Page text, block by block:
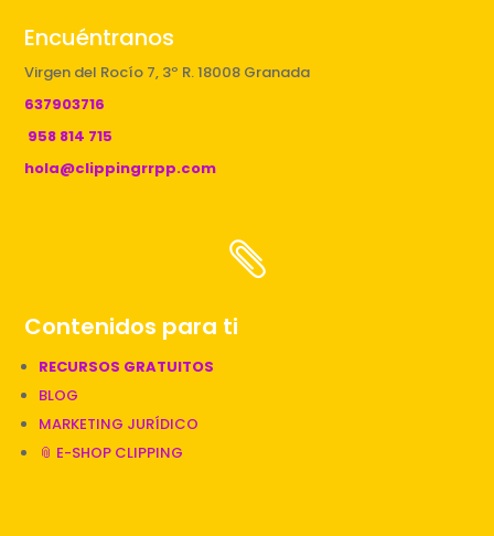
Encuéntranos
Virgen del Rocío 7, 3º R. 18008 Granada
637903716
958 814 715
hola@clippingrrpp.com

Contenidos para ti
RECURSOS GRATUITOS
BLOG
MARKETING JURÍDICO
📎 E-SHOP CLIPPING